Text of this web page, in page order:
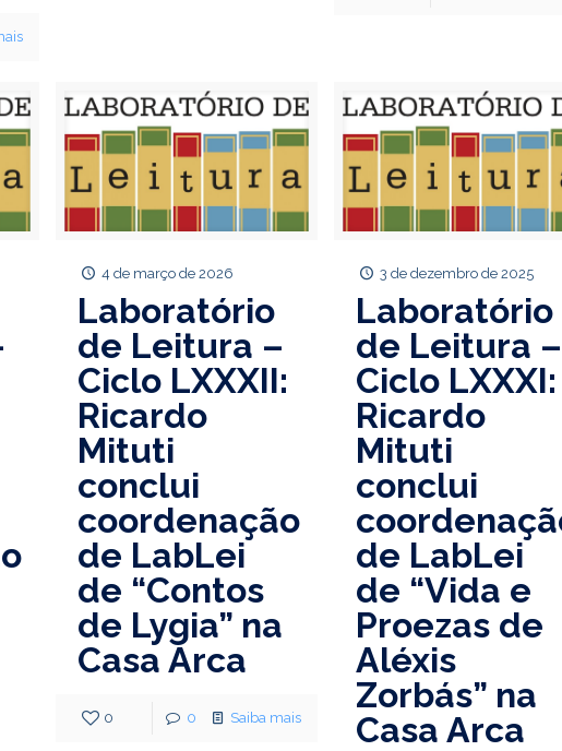
4 de março de 2026
Laboratório
de Leitura –
Ciclo LXXXII:
Ricardo
Mituti
conclui
coordenação
de LabLei
de “Contos
de Lygia” na
Casa Arca
0 0 Saiba mais
3 de dezembro de 2025
Laboratório
de Leitura –
Ciclo LXXXI:
Ricardo
Mituti
conclui
de LabLei
de “Vida e
Proezas de
Aléxis
Zorbás” na
Casa Arca